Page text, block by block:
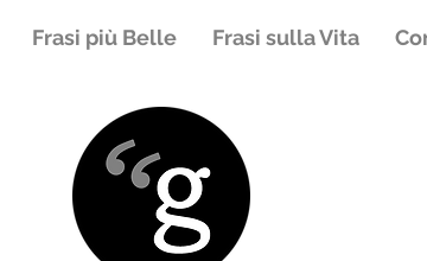
Frasi più Belle Frasi sulla Vita